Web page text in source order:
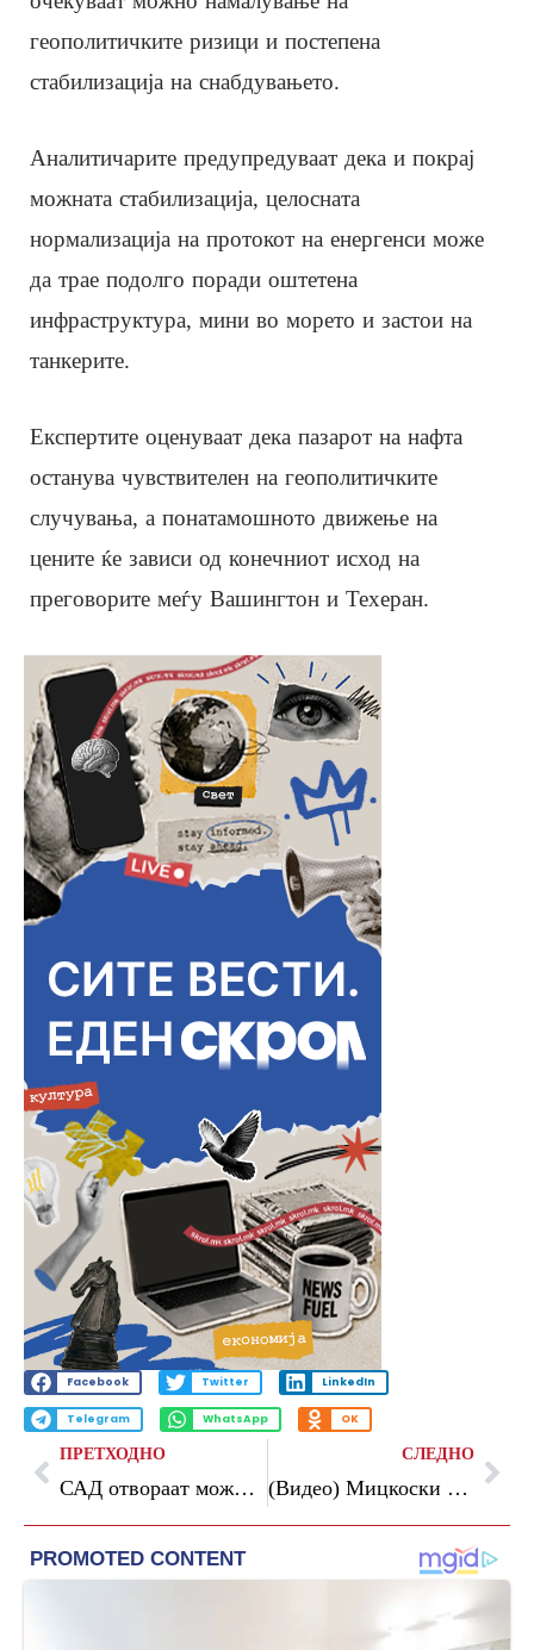
геополитичките ризици и постепена
стабилизација на снабдувањето.
Аналитичарите предупредуваат дека и покрај
можната стабилизација, целосната
нормализација на протокот на енергенси може
да трае подолго поради оштетена
инфраструктура, мини во морето и застои на
танкерите.
Експертите оценуваат дека пазарот на нафта
останува чувствителен на геополитичките
случувања, а понатамошното движење на
цените ќе зависи од конечниот исход на
преговорите меѓу Вашингтон и Техеран.
Facebook Twitter LinkedIn
Telegram WhatsApp OK
ПРЕТХОДНО
САД отвораат можност приватни компании да користат воен плутониум
СЛЕДНО
(Видео) Мицкоски најави поевтинување на дизелот за 6 до 6,5 денари